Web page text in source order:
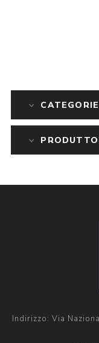
CATEGORIE
Indirizzo: Via